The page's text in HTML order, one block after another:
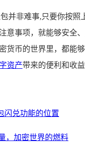
并非难事,只要你按照
意事项，就能够安全
货币的世界里，都能
资产带来的便利和收益
闪兑功能的位置
，加密世界的燃料